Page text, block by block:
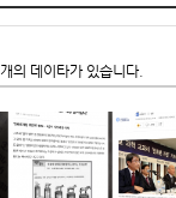
개의 데이타가 있습니다.